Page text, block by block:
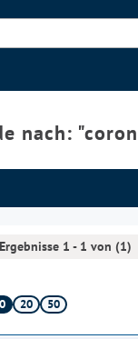
nach: "
Ergebnisse 1 - 1 von (1)
20 50